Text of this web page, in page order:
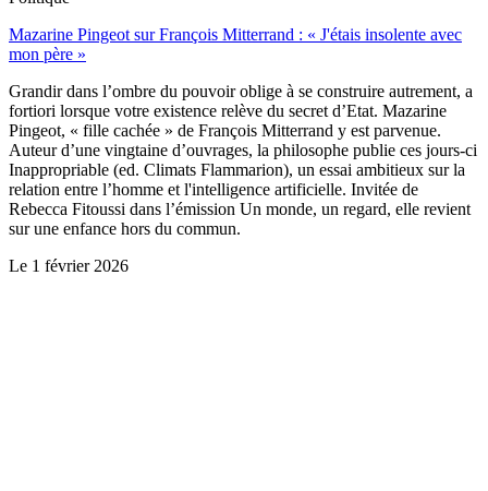
Mazarine Pingeot sur François Mitterrand : « J'étais insolente avec
mon père »
Grandir dans l’ombre du pouvoir oblige à se construire autrement, a
fortiori lorsque votre existence relève du secret d’Etat. Mazarine
Pingeot, « fille cachée » de François Mitterrand y est parvenue.
Auteur d’une vingtaine d’ouvrages, la philosophe publie ces jours-ci
Inappropriable (ed. Climats Flammarion), un essai ambitieux sur la
relation entre l’homme et l'intelligence artificielle. Invitée de
Rebecca Fitoussi dans l’émission Un monde, un regard, elle revient
sur une enfance hors du commun.
Le 1 février 2026